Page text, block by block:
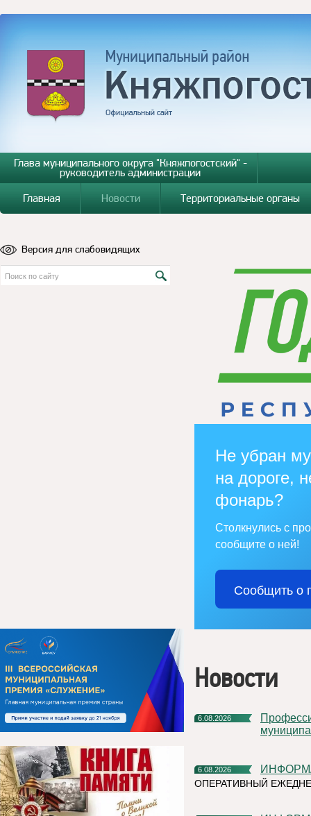
Глава муниципального округа "Княжпогостский" -
руководитель администрации
Главная
Новости Территориальные органы
Версия для слабовидящих
Не убран
на дороге,
фонарь?
Столкнулись с
сообщите о ней!
Сообщить о
Новости
6.08.2026
Профессиональное развитие в цифровом университете
6.08.2026
ОПЕРАТИВНЫЙ